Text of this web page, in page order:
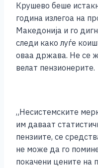
Крушево беше
година излегоа на
Македонија и го
следи како луѓе
оваа држава. Не се
велат пензионерите.
„Несистемските
им даваат
пензиите, се
не може да го
покачени цените на